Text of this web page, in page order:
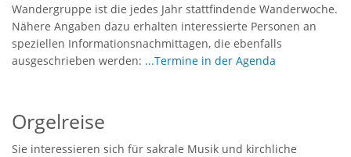
Wandergruppe ist die jedes Jahr stattfindende Wanderwoche.
Nähere Angaben dazu erhalten interessierte Personen an
speziellen Informationsnachmittagen, die ebenfalls
ausgeschrieben werden: ...Termine in der Agenda
Orgelreise
Sie interessieren sich für sakrale Musik und kirchliche